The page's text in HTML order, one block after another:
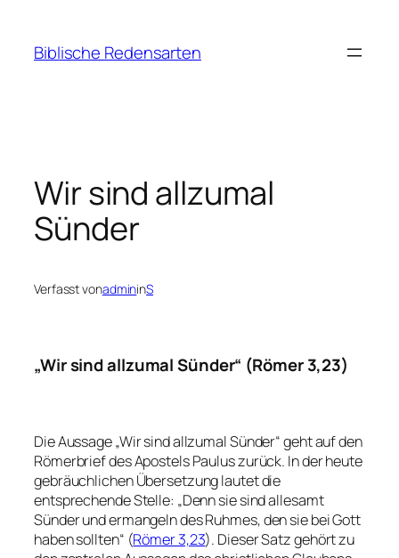
springen
Biblische Redensarten
Wir sind allzumal
Sünder
Verfasst vonadmininS
„Wir sind allzumal Sünder“ (Römer 3,23)
Die Aussage „Wir sind allzumal Sünder“ geht auf den
Römerbrief des Apostels Paulus zurück. In der heute
gebräuchlichen Übersetzung lautet die
entsprechende Stelle: „Denn sie sind allesamt
Sünder und ermangeln des Ruhmes, den sie bei Gott
haben sollten“ (Römer 3,23). Dieser Satz gehört zu